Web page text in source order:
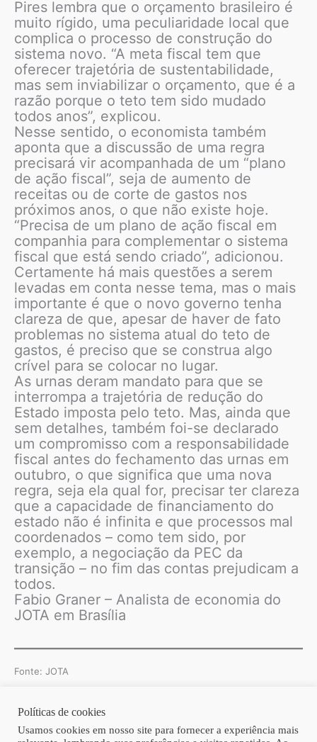
Pires lembra que o orçamento brasileiro é
muito rígido, uma peculiaridade local que
complica o processo de construção do
sistema novo. “A meta fiscal tem que
oferecer trajetória de sustentabilidade,
mas sem inviabilizar o orçamento, que é a
razão porque o teto tem sido mudado
todos anos”, explicou.
Nesse sentido, o economista também
aponta que a discussão de uma regra
precisará vir acompanhada de um “plano
de ação fiscal”, seja de aumento de
receitas ou de corte de gastos nos
próximos anos, o que não existe hoje.
“Precisa de um plano de ação fiscal em
companhia para complementar o sistema
fiscal que está sendo criado”, adicionou.
Certamente há mais questões a serem
levadas em conta nesse tema, mas o mais
importante é que o novo governo tenha
clareza de que, apesar de haver de fato
problemas no sistema atual do teto de
gastos, é preciso que se construa algo
crível para se colocar no lugar.
As urnas deram mandato para que se
interrompa a trajetória de redução do
Estado imposta pelo teto. Mas, ainda que
sem detalhes, também foi-se declarado
um compromisso com a responsabilidade
fiscal antes do fechamento das urnas em
outubro, o que significa que uma nova
regra, seja ela qual for, precisar ter clareza
que a capacidade de financiamento do
estado não é infinita e que processos mal
coordenados – como tem sido, por
exemplo, a negociação da PEC da
transição – no fim das contas prejudicam a
todos.
Fabio Graner – Analista de economia do
JOTA em Brasília
Fonte: JOTA
Copyright © 2026 | Homero Costa Advogados
Políticas de cookies
Usamos cookies em nosso site para fornecer a experiência mais